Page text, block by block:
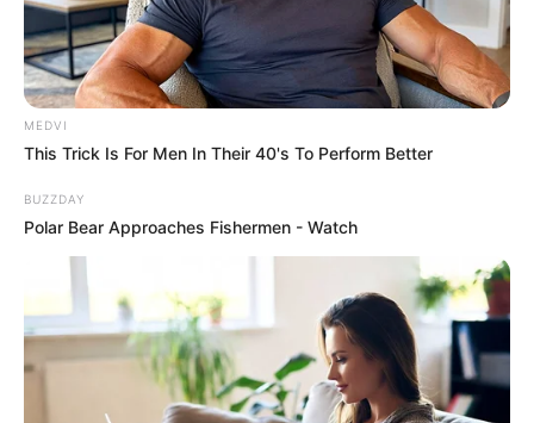
You'll Be Amazed By The Blue Lagoon Stars Today
BRAINBERRIES
MEDVI
This Trick Is For Men In Their 40's To Perform Better
BUZZDAY
Polar Bear Approaches Fishermen - Watch